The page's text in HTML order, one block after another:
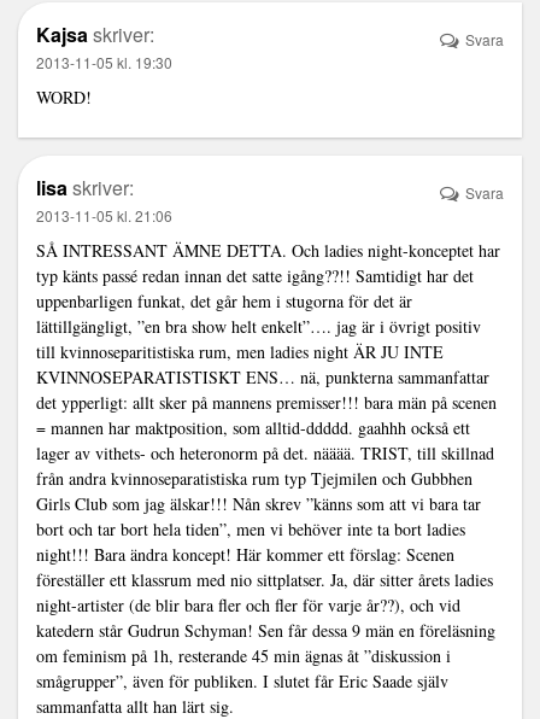
Kajsaskriver:
2013-11-05 kl. 19:30
WORD!
Svara
lisaskriver:
2013-11-05 kl. 21:06
SÅ INTRESSANT ÄMNE DETTA. Och ladies night-konceptet har
typ känts passé redan innan det satte igång??!! Samtidigt har det
uppenbarligen funkat, det går hem i stugorna för det är
lättillgängligt, ”en bra show helt enkelt”…. jag är i övrigt positiv
till kvinnoseparitistiska rum, men ladies night ÄR JU INTE
KVINNOSEPARATISTISKT ENS… nä, punkterna sammanfattar
det ypperligt: allt sker på mannens premisser!!! bara män på scenen
= mannen har maktposition, som alltid-ddddd. gaahhh också ett
lager av vithets- och heteronorm på det. nääää. TRIST, till skillnad
från andra kvinnoseparatistiska rum typ Tjejmilen och Gubbhen
Girls Club som jag älskar!!! Nån skrev ”känns som att vi bara tar
bort och tar bort hela tiden”, men vi behöver inte ta bort ladies
night!!! Bara ändra koncept! Här kommer ett förslag: Scenen
föreställer ett klassrum med nio sittplatser. Ja, där sitter årets ladies
night-artister (de blir bara fler och fler för varje år??), och vid
katedern står Gudrun Schyman! Sen får dessa 9 män en föreläsning
om feminism på 1h, resterande 45 min ägnas åt ”diskussion i
smågrupper”, även för publiken. I slutet får Eric Saade själv
sammanfatta allt han lärt sig.
Svara